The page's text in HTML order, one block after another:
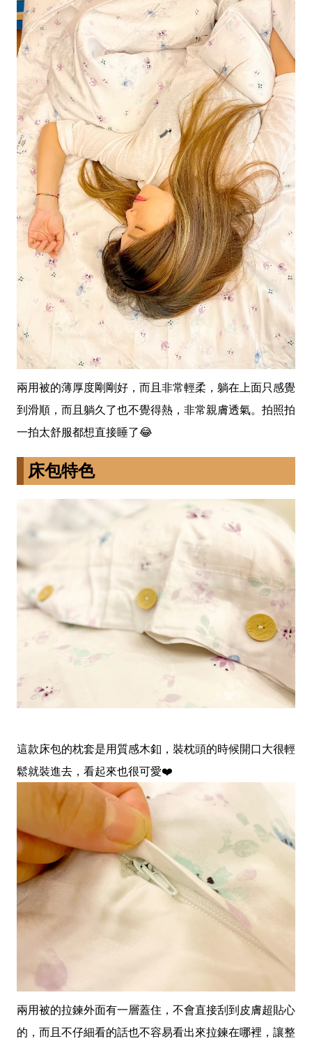
兩用被的薄厚度剛剛好，而且非常輕柔，躺在上面只感覺
到滑順，而且躺久了也不覺得熱，非常親膚透氣。拍照拍
一拍太舒服都想直接睡了😂
床包特色
這款床包的枕套是用質感木釦，裝枕頭的時候開口大很輕
鬆就裝進去，看起來也很可愛❤️
兩用被的拉鍊外面有一層蓋住，不會直接刮到皮膚超貼心
的，而且不仔細看的話也不容易看出來拉鍊在哪裡，讓整